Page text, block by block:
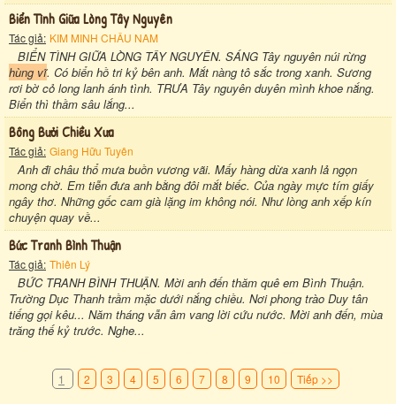
Biển Tình Giữa Lòng Tây Nguyên
Tác giả: KIM MINH CHÂU NAM
BIỂN TÌNH GIỮA LÒNG TÂY NGUYÊN. SÁNG Tây nguyên núi rừng
hùng vĩ. Có biển hồ tri kỷ bên anh. Mắt nàng tô sắc trong xanh. Sương
rơi bờ cỏ long lanh ánh tình. TRƯA Tây nguyên duyên mình khoe nắng.
Biển thì thầm sâu lắng...
Bông Bưởi Chiều Xưa
Tác giả: Giang Hữu Tuyên
Anh đi châu thổ mưa buồn vương vãi. Mấy hàng dừa xanh lả ngọn
mong chờ. Em tiễn đưa anh bằng đôi mắt biếc. Của ngày mực tím giấy
ngây thơ. Những gốc cam già lặng im không nói. Như lòng anh xếp kín
chuyện quay về...
Bức Tranh Bình Thuận
Tác giả: Thiên Lý
BỨC TRANH BÌNH THUẬN. Mời anh đến thăm quê em Bình Thuận.
Trường Dục Thanh trầm mặc dưới nắng chiều. Nơi phong trào Duy tân
tiếng gọi kêu... Năm tháng vẫn âm vang lời cứu nước. Mời anh đến, mùa
trăng thế kỷ trước. Nghe...
1 2 3 4 5 6 7 8 9 10 Tiếp >>